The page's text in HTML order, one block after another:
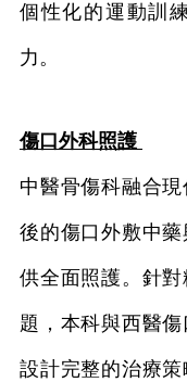
個性化的運動訓
力。
傷口外科照護
中醫骨傷科融合
後的傷口外敷中
供全面照護。針
題，本科與西醫
設計完整的治療策